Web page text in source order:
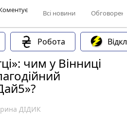
Всі новини
Робота
чим у Вінниці
ДІДИК